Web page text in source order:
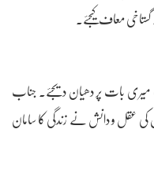
معاف کیجئے۔
بات پر دھیان دیجئے۔ جناب
کی عقل و دانش نے زندگی کا سامان